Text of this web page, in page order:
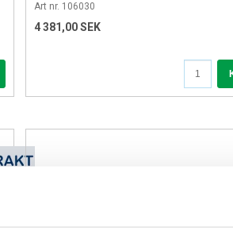
Art nr. 106030
4 381,00 SEK